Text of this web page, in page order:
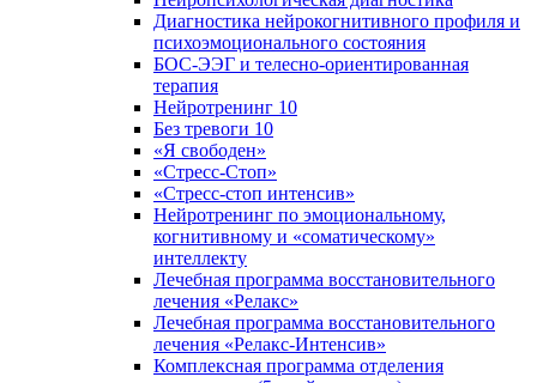
Диагностика нейрокогнитивного профиля и
психоэмоционального состояния
БОС-ЭЭГ и телесно-ориентированная
терапия
Нейротренинг 10
Без тревоги 10
«Я свободен»
«Стресс-Стоп»
«Стресс-стоп интенсив»
Нейротренинг по эмоциональному,
когнитивному и «соматическому»
интеллекту
Лечебная программа восстановительного
лечения «Релакс»
Лечебная программа восстановительного
лечения «Релакс-Интенсив»
Комплексная программа отделения